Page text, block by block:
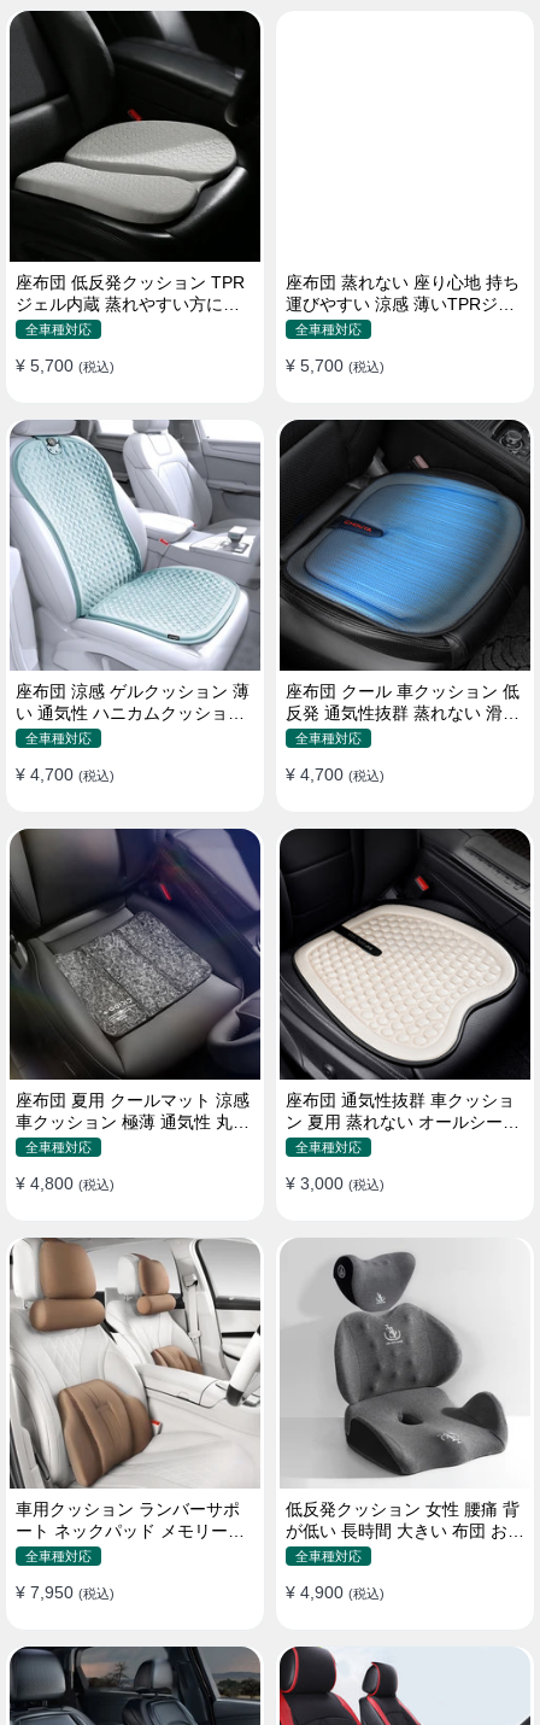
座布団 低反発クッション TPR
ジェル内蔵 蒸れやすい方にお
勧め おしり 熱い
全車種対応
¥ 5,700 (税込)
座布団 蒸れない 座り心地 持ち
運びやすい 涼感 薄いTPRジェ
ル内蔵 多用途
全車種対応
¥ 5,700 (税込)
座布団 涼感 ゲルクッション 薄
い 通気性 ハニカムクッション
四季通用 おすすめ
全車種対応
¥ 4,700 (税込)
座布団 クール 車クッション 低
反発 通気性抜群 蒸れない 滑り
止め おすすめ
全車種対応
¥ 4,700 (税込)
座布団 夏用 クールマット 涼感
車クッション 極薄 通気性 丸洗
いOK すずしい
全車種対応
¥ 4,800 (税込)
座布団 通気性抜群 車クッショ
ン 夏用 蒸れない オールシーズ
ン おしゃれ
全車種対応
¥ 3,000 (税込)
車用クッション ランバーサポ
ート ネックパッド メモリーフ
ォーム 疲労回復
全車種対応
¥ 7,950 (税込)
低反発クッション 女性 腰痛 背
が低い 長時間 大きい 布団 おし
ゃれ 運転 疲労回復
全車種対応
¥ 4,900 (税込)